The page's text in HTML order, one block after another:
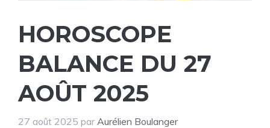
HOROSCOPE
BALANCE DU 27
AOÛT 2025
27 août 2025 par Aurélien Boulanger